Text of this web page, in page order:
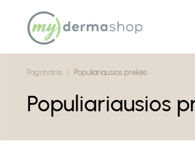
Pagrindinis Populiariausios prekės
Populiariausios